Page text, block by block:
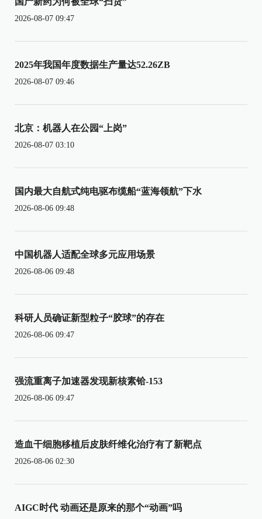
2026-08-07 09:47
2025年我国年度数据生产量达52.26ZB
2026-08-07 09:46
北京：机器人在公园“上岗”
2026-08-07 03:10
国内最大自航式纯电驱布缆船“蓝海领航”下水
2026-08-06 09:48
中国机器人适配全球多元应用场景
2026-08-06 09:48
科研人员确证新型粒子“胶球”的存在
2026-08-06 09:47
强流重离子加速器发现新核素铪-153
2026-08-06 09:47
造血干细胞移植后皮肤纤维化治疗有了新靶点
2026-08-06 02:30
AIGC时代 动画还是原来的那个“动画”吗